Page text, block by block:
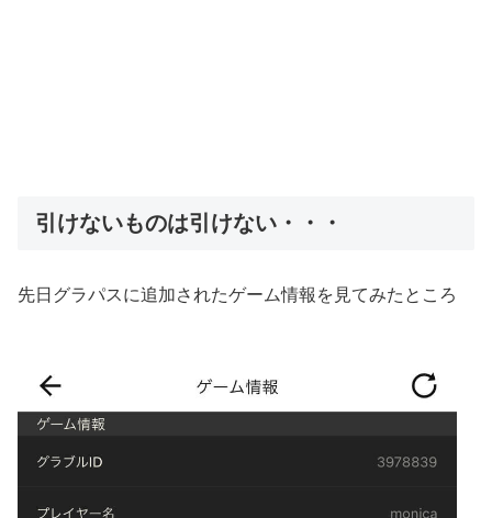
引けないものは引けない・・・
先日グラパスに追加されたゲーム情報を見てみたところ